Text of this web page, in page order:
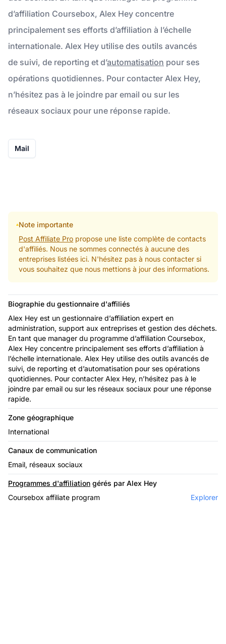
d’affiliation Coursebox, Alex Hey concentre
principalement ses efforts d’affiliation à l’échelle
internationale. Alex Hey utilise des outils avancés
de suivi, de reporting et d’automatisation pour ses
opérations quotidiennes. Pour contacter Alex Hey,
n’hésitez pas à le joindre par email ou sur les
réseaux sociaux pour une réponse rapide.
Mail
Note importante
Post Affiliate Pro propose une liste complète de contacts
d'affiliés. Nous ne sommes connectés à aucune des
entreprises listées ici. N'hésitez pas à nous contacter si
vous souhaitez que nous mettions à jour des informations.
Biographie du gestionnaire d'affiliés
Alex Hey est un gestionnaire d’affiliation expert en
administration, support aux entreprises et gestion des déchets.
En tant que manager du programme d’affiliation Coursebox,
Alex Hey concentre principalement ses efforts d’affiliation à
l’échelle internationale. Alex Hey utilise des outils avancés de
suivi, de reporting et d’automatisation pour ses opérations
quotidiennes. Pour contacter Alex Hey, n’hésitez pas à le
joindre par email ou sur les réseaux sociaux pour une réponse
rapide.
Zone géographique
International
Canaux de communication
Email, réseaux sociaux
Programmes d'affiliation gérés par Alex Hey
Coursebox affiliate program
Explorer